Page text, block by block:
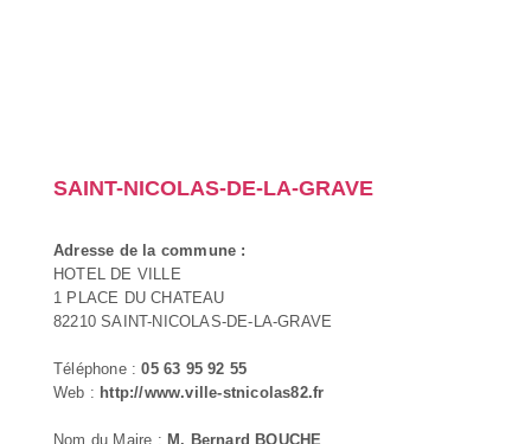
SAINT-NICOLAS-DE-LA-GRAVE
Adresse de la commune :
HOTEL DE VILLE
1 PLACE DU CHATEAU
82210 SAINT-NICOLAS-DE-LA-GRAVE
Téléphone :05 63 95 92 55
Web : http://www.ville-stnicolas82.fr
Nom du Maire : M. Bernard BOUCHE